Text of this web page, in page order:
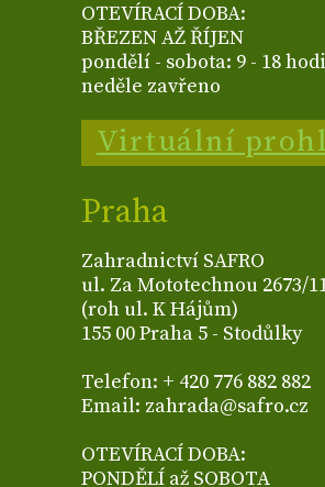
OTEVÍRACÍ DOBA:
BŘEZEN AŽ ŘÍJEN
pondělí - sobota: 9 - 18
neděle zavřeno
Virtuální
Praha
Zahradnictví SAFRO
ul. Za Mototechnou 2673/
(roh ul. K Hájům)
155 00 Praha 5 - Stodůlky
Telefon: + 420 776 882 882
Email: zahrada@safro.cz
OTEVÍRACÍ DOBA:
PONDĚLÍ až SOBOTA